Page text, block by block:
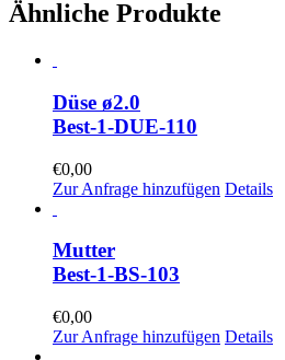
Ähnliche Produkte
Düse ø2.0
Best-1-DUE-110
€0,00
Zur Anfrage hinzufügen Details
Mutter
Best-1-BS-103
€0,00
Zur Anfrage hinzufügen Details